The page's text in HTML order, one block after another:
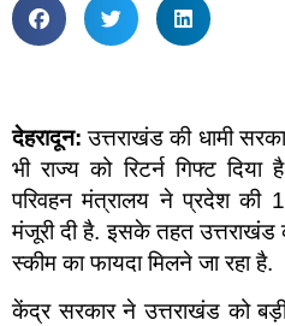
देहरादून: उत्तराखंड की धामी
भी राज्य को रिटर्न गिफ्ट
परिवहन मंत्रालय ने प्रदेश
मंजूरी दी है. इसके तहत
स्कीम का फायदा मिलने जा रहा है.
केंद्र सरकार ने उत्तराखंड को